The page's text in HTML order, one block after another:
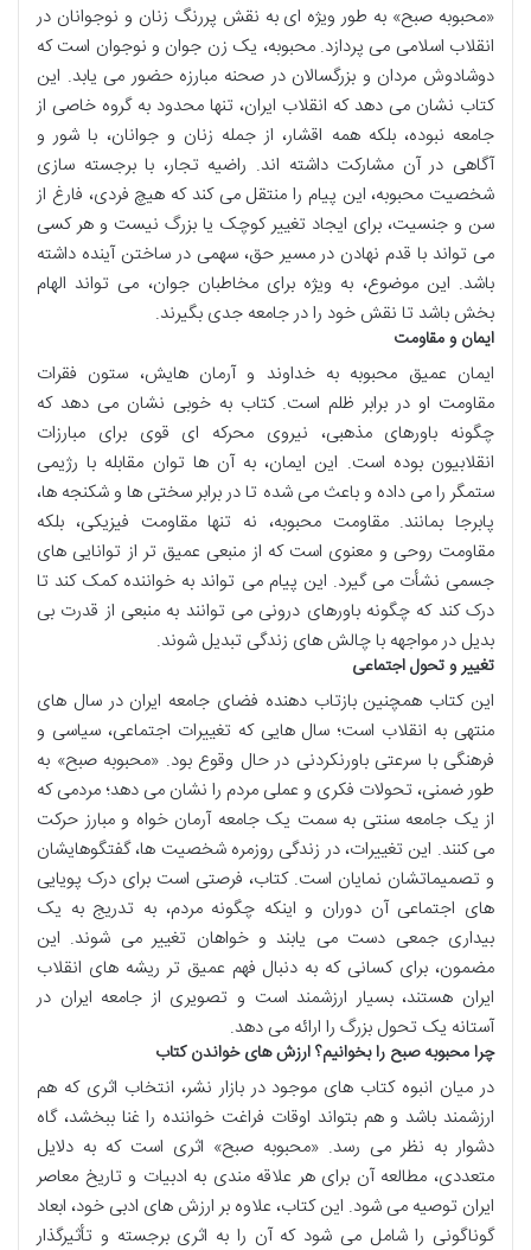
«محبوبه صبح» به طور ویژه ای به نقش پررنگ زنان و نوجوانان در
انقلاب اسلامی می پردازد. محبوبه، یک زن جوان و نوجوان است که
دوشادوش مردان و بزرگسالان در صحنه مبارزه حضور می یابد. این
کتاب نشان می دهد که انقلاب ایران، تنها محدود به گروه خاصی از
جامعه نبوده، بلکه همه اقشار، از جمله زنان و جوانان، با شور و
آگاهی در آن مشارکت داشته اند. راضیه تجار، با برجسته سازی
شخصیت محبوبه، این پیام را منتقل می کند که هیچ فردی، فارغ از
سن و جنسیت، برای ایجاد تغییر کوچک یا بزرگ نیست و هر کسی
می تواند با قدم نهادن در مسیر حق، سهمی در ساختن آینده داشته
باشد. این موضوع، به ویژه برای مخاطبان جوان، می تواند الهام
بخش باشد تا نقش خود را در جامعه جدی بگیرند.
ایمان و مقاومت
ایمان عمیق محبوبه به خداوند و آرمان هایش، ستون فقرات
مقاومت او در برابر ظلم است. کتاب به خوبی نشان می دهد که
چگونه باورهای مذهبی، نیروی محرکه ای قوی برای مبارزات
انقلابیون بوده است. این ایمان، به آن ها توان مقابله با رژیمی
ستمگر را می داده و باعث می شده تا در برابر سختی ها و شکنجه ها،
پابرجا بمانند. مقاومت محبوبه، نه تنها مقاومت فیزیکی، بلکه
مقاومت روحی و معنوی است که از منبعی عمیق تر از توانایی های
جسمی نشأت می گیرد. این پیام می تواند به خواننده کمک کند تا
درک کند که چگونه باورهای درونی می توانند به منبعی از قدرت بی
بدیل در مواجهه با چالش های زندگی تبدیل شوند.
تغییر و تحول اجتماعی
این کتاب همچنین بازتاب دهنده فضای جامعه ایران در سال های
منتهی به انقلاب است؛ سال هایی که تغییرات اجتماعی، سیاسی و
فرهنگی با سرعتی باورنکردنی در حال وقوع بود. «محبوبه صبح» به
طور ضمنی، تحولات فکری و عملی مردم را نشان می دهد؛ مردمی که
از یک جامعه سنتی به سمت یک جامعه آرمان خواه و مبارز حرکت
می کنند. این تغییرات، در زندگی روزمره شخصیت ها، گفتگوهایشان
و تصمیماتشان نمایان است. کتاب، فرصتی است برای درک پویایی
های اجتماعی آن دوران و اینکه چگونه مردم، به تدریج به یک
بیداری جمعی دست می یابند و خواهان تغییر می شوند. این
مضمون، برای کسانی که به دنبال فهم عمیق تر ریشه های انقلاب
ایران هستند، بسیار ارزشمند است و تصویری از جامعه ایران در
آستانه یک تحول بزرگ را ارائه می دهد.
چرا محبوبه صبح را بخوانیم؟ ارزش های خواندن کتاب
در میان انبوه کتاب های موجود در بازار نشر، انتخاب اثری که هم
ارزشمند باشد و هم بتواند اوقات فراغت خواننده را غنا ببخشد، گاه
دشوار به نظر می رسد. «محبوبه صبح» اثری است که به دلایل
متعددی، مطالعه آن برای هر علاقه مندی به ادبیات و تاریخ معاصر
ایران توصیه می شود. این کتاب، علاوه بر ارزش های ادبی خود، ابعاد
گوناگونی را شامل می شود که آن را به اثری برجسته و تأثیرگذار